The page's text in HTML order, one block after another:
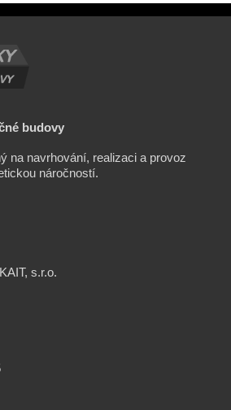
budovy
na navrhování, realizaci a provoz
náročností.
s.r.o.